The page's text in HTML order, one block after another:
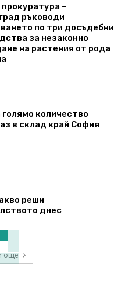
–
ръководи
по три досъдебни
за незаконно
на растения от рода
количество
в склад край София
реши
днес
още